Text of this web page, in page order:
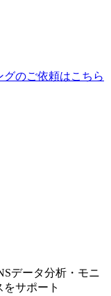
グのご依頼はこちら
データ分析・モニ
サポート